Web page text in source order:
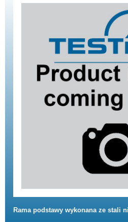
Rama podstawy wykonana ze stali